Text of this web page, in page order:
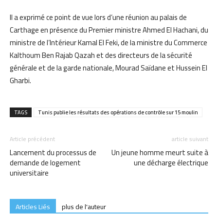
Il a exprimé ce point de vue lors d’une réunion au palais de
Carthage en présence du Premier ministre Ahmed El Hachani, du
ministre de l’Intérieur Kamal El Feki, de la ministre du Commerce
Kalthoum Ben Rajab Qazah et des directeurs de la sécurité
générale et de la garde nationale, Mourad Saïdane et Hussein El
Gharbi.
TAGS Tunis publie les résultats des opérations de contrôle sur 15 moulin
Article précédent
Lancement du processus de
demande de logement
universitaire
article suivant
Un jeune homme meurt suite à
une décharge électrique
Articles Liés
plus de l'auteur